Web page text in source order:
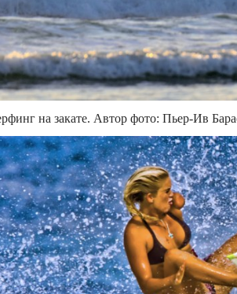
на закате. Автор фото: Пьер-Ив